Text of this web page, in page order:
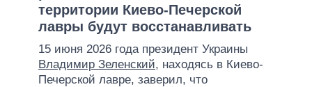
территории Киево-Печерской
лавры будут восстанавливать
15 июня 2026 года президент Украины
Владимир Зеленский, находясь в Киево-
Печерской лавре, заверил, что